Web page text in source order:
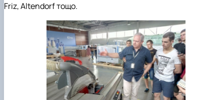
Friz, Altendorf тощо.